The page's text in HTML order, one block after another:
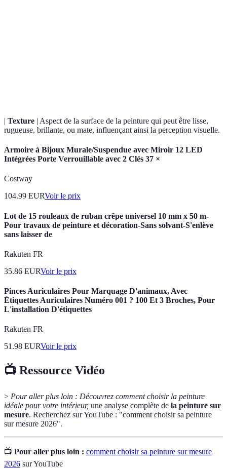
| Texture | Aspect de la surface de la peinture qui peut être lisse,
rugueuse, brillante, ou mate, influençant ainsi la perception visuelle.
Armoire à Bijoux Murale/Suspendue avec Miroir 12 LED
Intégrées Porte Verrouillable avec 2 Clés 37 ×
Costway
104.99 EURVoir le prix
Lot de 15 rouleaux de ruban crêpe universel 10 mm x 50 m-
Pour travaux de peinture et décoration-Sans solvant-S'enlève
sans laisser de
Rakuten FR
35.86 EURVoir le prix
Pinces Auriculaires Pour Marquage D'animaux, Avec
Étiquettes Auriculaires Numéro 001 ? 100 Et 3 Broches, Pour
L'installation D'étiquettes
Rakuten FR
51.98 EURVoir le prix
📺 Ressource Vidéo
> Pour aller plus loin : Découvrez comment choisir la peinture
idéale pour votre intérieur, une analyse complète de la peinture sur
mesure. Recherchez sur YouTube : "comment choisir sa peinture
sur mesure 2026".
📺 Pour aller plus loin : comment choisir sa peinture sur mesure
2026 sur YouTube